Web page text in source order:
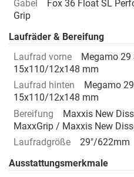
Gabel
Fox 36 Float SL
Grip
Laufräder & Bereifung
Laufrad vorne
Megamo 29
15x110/12x148 mm
Laufrad hinten
Megamo
15x110/12x148 mm
Bereifung
Maxxis New
MaxxGrip / Maxxis New
Laufradgröße
29"/622mm
Ausstattungsmerkmale